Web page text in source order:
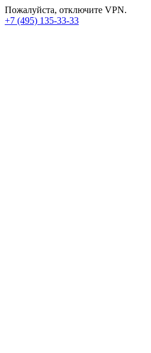
Пожалуйста, отключите VPN.
+7 (495) 135-33-33